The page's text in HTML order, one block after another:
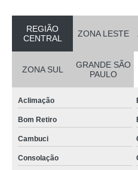
REGIÃO
CENTRAL
ZONA LESTE
ZONA SUL
GRANDE SÃO
PAULO
Aclimação
Bom Retiro
Cambuci
Consolação